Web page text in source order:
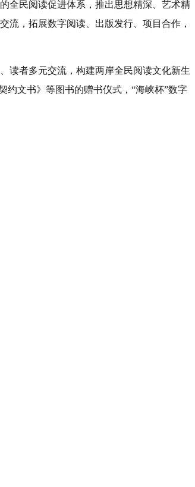
全民阅读促进体系，推出思想精深、艺术精
流，拓展数字阅读、出版发行、项目合作，
读者多元交流，构建两岸全民阅读文化新生
约文书》等图书的赠书仪式，“海峡杯”数字